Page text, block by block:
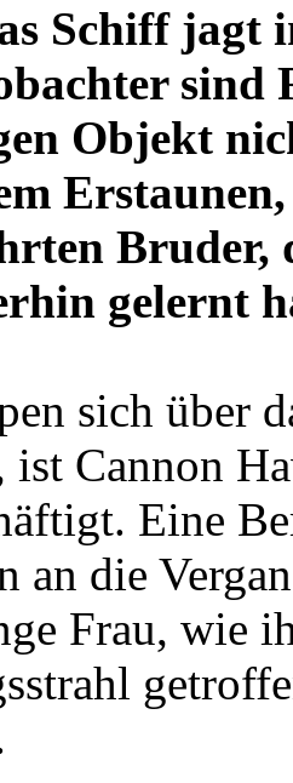
Schiff jagt
sind
Objekt
Bruder,
gelernt
sich über
ist Cannon
Eine
an die
Frau, wie